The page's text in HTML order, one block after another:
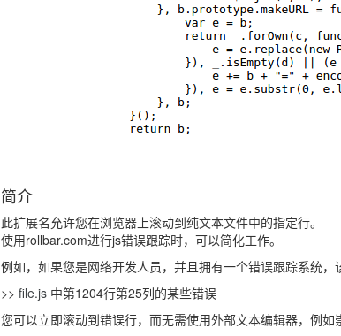
简介
此扩展名允许您在浏览器上滚动到纯文本文件中的指定行。
使用rollbar.com进行js错误跟踪时，可以简化工作。
例如，如果您是网络开发人员，并且拥有一个错误跟踪系统，
>> file.js 中第1204行第25列的某些错误
您可以立即滚动到错误行，而无需使用外部文本编辑器，例如